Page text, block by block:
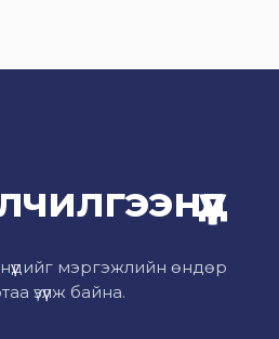
мэргэжлийн өндөр
үзүүлж байна.